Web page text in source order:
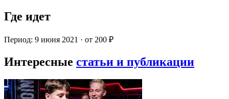
Где идет
Период: 9 июня 2021 · от 200 ₽
Интересные статьи и публикации